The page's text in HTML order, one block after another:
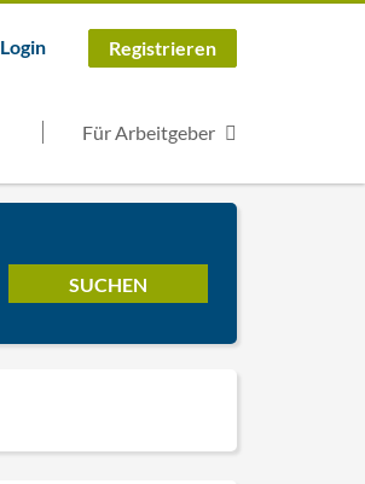
Login Registrieren
Für Arbeitgeber